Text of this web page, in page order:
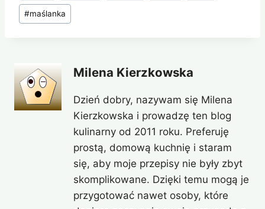
#maślanka
Milena Kierzkowska
Dzień dobry, nazywam się Milena
Kierzkowska i prowadzę ten blog
kulinarny od 2011 roku. Preferuję
prostą, domową kuchnię i staram
się, aby moje przepisy nie były zbyt
skomplikowane. Dzięki temu mogą je
przygotować nawet osoby, które